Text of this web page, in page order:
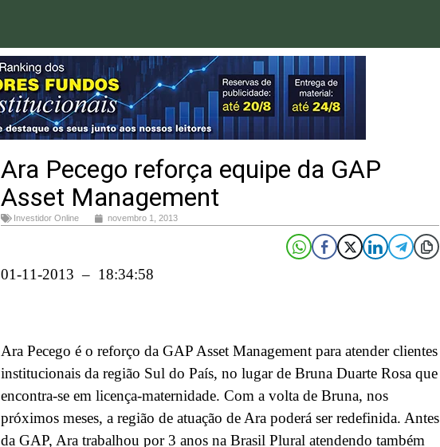
Ara Pecego reforça equipe da GAP
Asset Management
Investidor Online novembro 1, 2013
01-11-2013 – 18:34:58
Ara Pecego é o reforço da GAP Asset Management para atender clientes
institucionais da região Sul do País, no lugar de Bruna Duarte Rosa que
encontra-se em licença-maternidade. Com a volta de Bruna, nos
próximos meses, a região de atuação de Ara poderá ser redefinida. Antes
da GAP, Ara trabalhou por 3 anos na Brasil Plural atendendo também